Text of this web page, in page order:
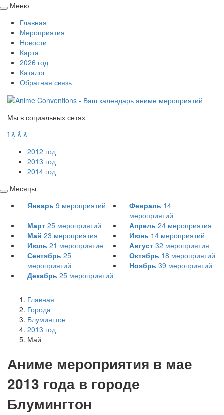
Свернуть
развернуть
Меню
Главная
Мероприятия
Новости
Карта
2026 год
Каталог
Обратная связь
Мы в социальных сетях
   
2012 год
2013 год
2014 год
Свернуть
Месяцы
Январь 9 мероприятий Февраль 14
мероприятий
Март 25 мероприятий Апрель 24 мероприятия
Май 23 мероприятия Июнь 14 мероприятий
Июль 21 мероприятие Август 32 мероприятия
Сентябрь 25
мероприятий
Октябрь 18 мероприятий
Ноябрь 39 мероприятий
Декабрь 25 мероприятий
Главная
Города
Блумингтон
2013 год
Май
Аниме мероприятия в мае
2013 года в городе
Блумингтон